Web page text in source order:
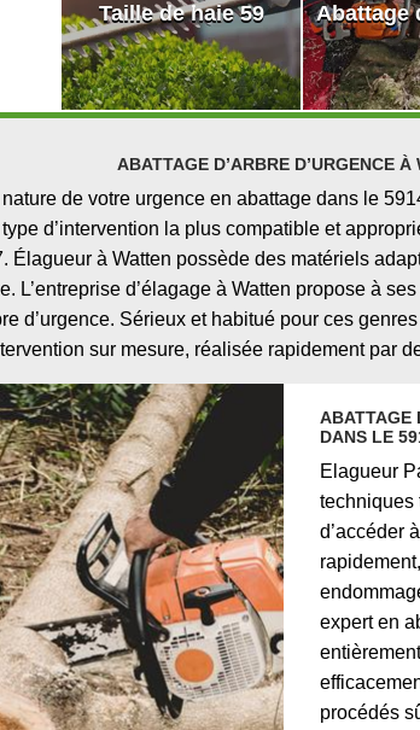
Taille de haie 59 Abattage
ABATTAGE D’ARBRE D’URGENCE À
de votre urgence en abattage dans le
d’intervention la plus compatible et
Élagueur à Watten possède des matériels
L’entreprise d’élagage à Watten propose à
d’urgence. Sérieux et habitué pour ces
sur mesure, réalisée rapidement par
ABATTAGE
DANS LE
Elagueur
techniques
d’accéder
expert en
procédés